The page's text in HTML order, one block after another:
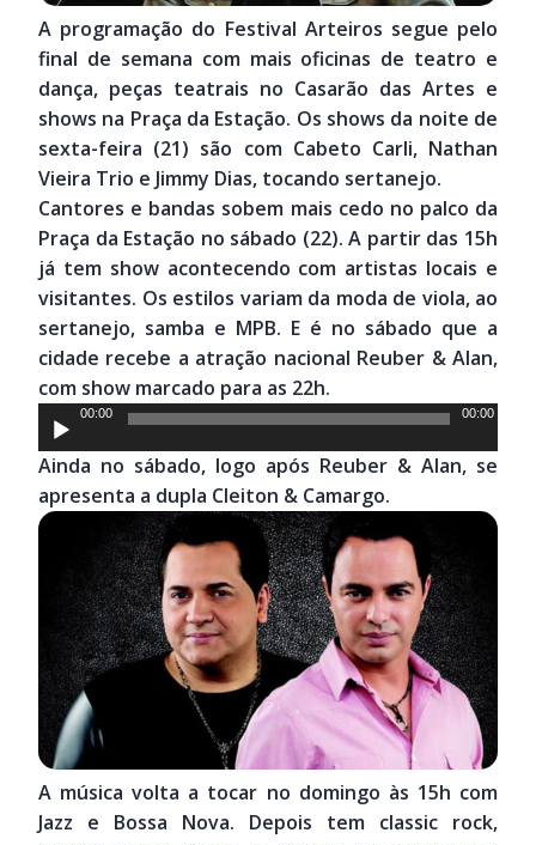
A programação do Festival Arteiros segue pelo
final de semana com mais oficinas de teatro e
dança, peças teatrais no Casarão das Artes e
shows na Praça da Estação. Os shows da noite de
sexta-feira (21) são com Cabeto Carli, Nathan
Vieira Trio e Jimmy Dias, tocando sertanejo.
Cantores e bandas sobem mais cedo no palco da
Praça da Estação no sábado (22). A partir das 15h
já tem show acontecendo com artistas locais e
visitantes. Os estilos variam da moda de viola, ao
sertanejo, samba e MPB. E é no sábado que a
cidade recebe a atração nacional Reuber & Alan,
com show marcado para as 22h.
Tocador
de
áudio
00:00 00:00
Ainda no sábado, logo após Reuber & Alan, se
apresenta a dupla Cleiton & Camargo.
A música volta a tocar no domingo às 15h com
Jazz e Bossa Nova. Depois tem classic rock,